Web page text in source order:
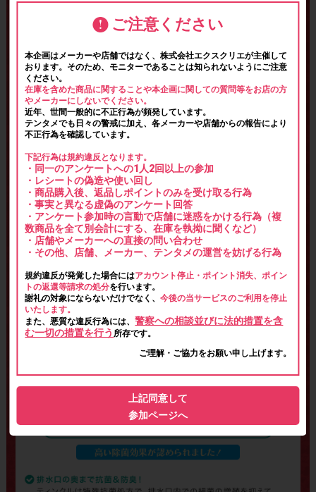
ご注意ください
本企画はメーカーや店舗ではなく、株式会社エクスクリエが主催して
おります。そのため、モニターであることは知られないようにご注意
ください。
在庫を含めた商品に関することや本企画に関しての質問等をお店の方
やメーカーにしないでください。
近年、世間一般的に不正行為が頻発しています。
テンタメでも日々の警戒に加え、各メーカーや店舗からの報告により
不正行為を確認しています。
下記行為は規約違反となります。
・同一のアンケートへの1人2回以上の参加
・レシートの偽造や使い回し
・商品購入後、返品しポイントのみを受け取る行為
・事実と異なる虚偽のアンケート回答
・アンケート参加時の言動で店舗に迷惑をかける行為（複
数商品を全て別会計にする、在庫を執拗に聞くなど）
・店舗やメーカーへの直接の問い合わせ
・その他、店舗、メーカー、テンタメの運営を妨げる行為
規約違反が発覚した場合にはアカウント停止・ポイント消失、ポイン
トの返還等請求の処分を行います。
謝礼の対象にならないだけでなく、今後の当サービスのご利用を停止
いたします。
また、悪質な違反行為には、警察への相談並びに法的措置を含
む一切の措置を行う 所存です。
ご理解・ご協力をお願い申し上げます。
上記同意して
参加ページへ